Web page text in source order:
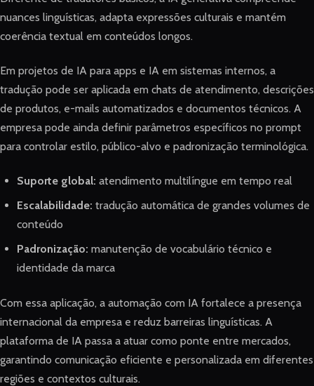
nuances linguísticas, adapta expressões culturais e mantém
coerência textual em conteúdos longos.
Em projetos de IA para apps e IA em sistemas internos, a
tradução pode ser aplicada em chats de atendimento, descrições
de produtos, e-mails automatizados e documentos técnicos. A
empresa pode ainda definir parâmetros específicos no prompt
para controlar estilo, público-alvo e padronização terminológica.
Suporte global: atendimento multilíngue em tempo real
Escalabilidade: tradução automática de grandes volumes de
conteúdo
Padronização: manutenção de vocabulário técnico e
identidade da marca
Com essa aplicação, a automação com IA fortalece a presença
internacional da empresa e reduz barreiras linguísticas. A
plataforma de IA passa a atuar como ponte entre mercados,
garantindo comunicação eficiente e personalizada em diferentes
regiões e contextos culturais.